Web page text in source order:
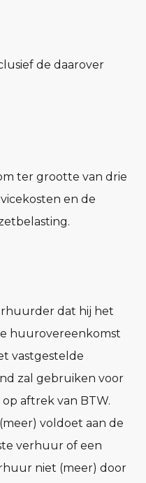
de daarover
ter grootte van drie
en de
dat hij het
huurovereenkomst
vastgestelde
zal gebruiken voor
aftrek van BTW.
voldoet aan de
verhuur of een
niet (meer) door